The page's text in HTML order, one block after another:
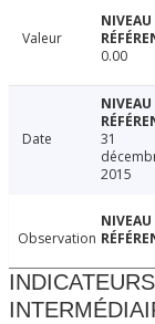
Valeur
0.00
Date
31
2015
Observation